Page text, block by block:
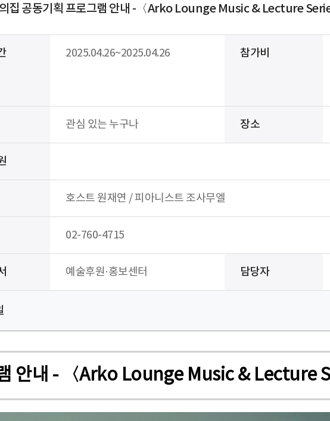
집 공동기획 프로그램 안내 -〈Arko Lounge Music & Lecture
2025.04.26~2025.04.26 참가비
관심 있는 누구나 장소
호스트 원재연 / 피아니스트 조사무엘
02-760-4715
예술후원·홍보센터 담당자
안내 - 〈Arko Lounge Music & Lecture